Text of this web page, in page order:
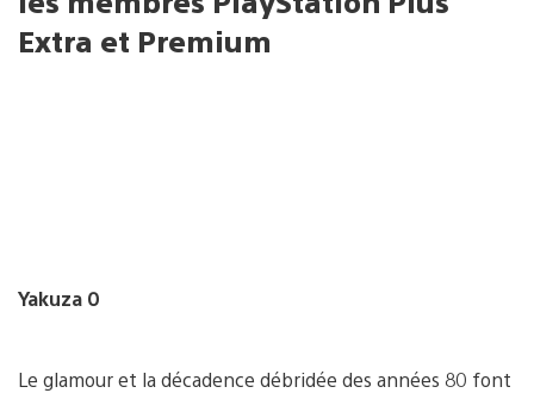
Extra et Premium
Yakuza 0
Le glamour et la décadence débridée des années 80 font